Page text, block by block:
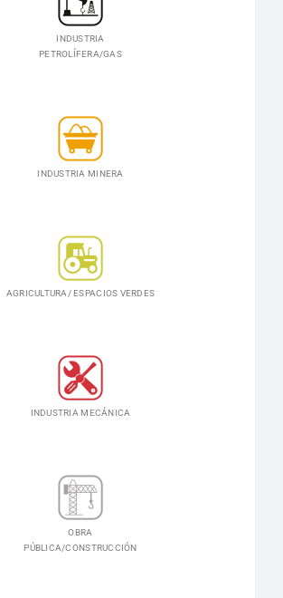
INDUSTRIA
PETROLÍFERA/GAS
INDUSTRIA MINERA
AGRICULTURA/ ESPACIOS VERDES
INDUSTRIA MECÁNICA
OBRA
PÚBLICA/CONSTRUCCIÓN